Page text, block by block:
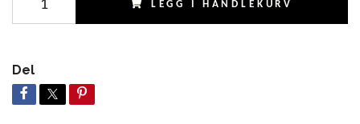
LEGG I HANDLEKURV
Del